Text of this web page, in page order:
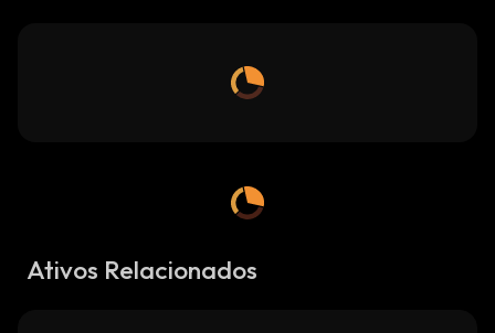
Ativos Relacionados